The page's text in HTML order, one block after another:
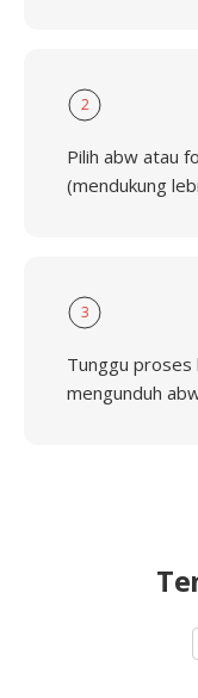
2
Pilih abw atau
(mendukung
3
Tunggu proses
mengunduh